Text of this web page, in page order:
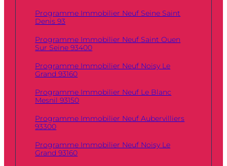
Programme Immobilier Neuf Seine Saint
Denis 93
Programme Immobilier Neuf Saint Ouen
Sur Seine 93400
Programme Immobilier Neuf Noisy Le
Grand 93160
Programme Immobilier Neuf Le Blanc
Mesnil 93150
Programme Immobilier Neuf Aubervilliers
93300
Programme Immobilier Neuf Noisy Le
Grand 93160